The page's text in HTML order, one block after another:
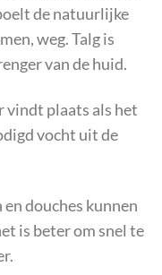
de natuurlijke
weg. Talg is
van de huid.
vindt plaats als het
vocht uit de
douches kunnen
is beter om snel te